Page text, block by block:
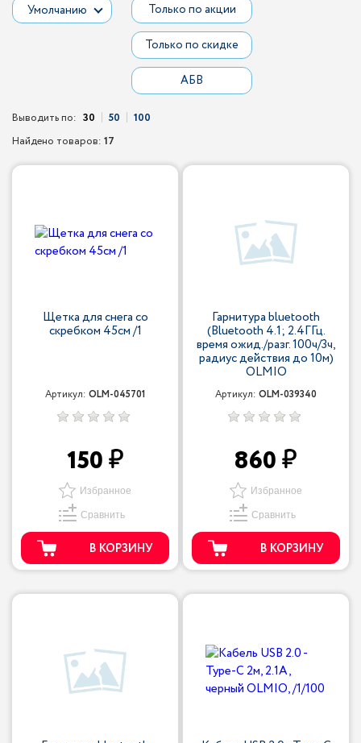
Умолчанию Только по акции
Только по скидке
АБВ
Выводить по: 30 50
100
Найдено товаров: 17
Щетка для снега со
скребком 45см /1
Артикул: OLM-045701
150
Избранное
Сравнить
В КОРЗИНУ
Гарнитура bluetooth
(Bluetooth 4.1; 2.4ГГц.
время ожид./разг. 100ч/3ч,
радиус действия до 10м)
OLMIO
Артикул: OLM-039340
860
Избранное
Сравнить
В КОРЗИНУ